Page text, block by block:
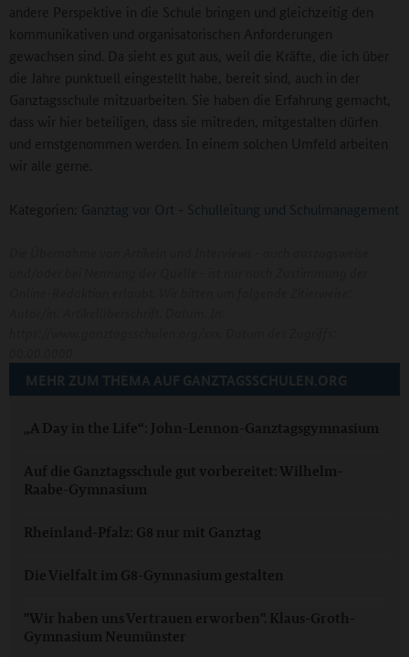
andere Perspektive in die Schule bringen und gleichzeitig den
kommunikativen und organisatorischen Anforderungen
gewachsen sind. Da sieht es gut aus, weil die Kräfte, die ich über
die Jahre punktuell eingestellt habe, bereit sind, auch in der
Ganztagsschule mitzuarbeiten. Sie haben die Erfahrung gemacht,
dass wir hier beteiligen, dass sie mitreden, mitgestalten dürfen
und ernstgenommen werden. In einem solchen Umfeld arbeiten
wir alle gerne.
Kategorien: Ganztag vor Ort - Schulleitung und Schulmanagement
MEHR ZUM THEMA AUF GANZTAGSSCHULEN.ORG
„A Day in the Life“: John-Lennon-Ganztagsgymnasium
Auf die Ganztagsschule gut vorbereitet: Wilhelm-
Raabe-Gymnasium
Rheinland-Pfalz: G8 nur mit Ganztag
Die Vielfalt im G8-Gymnasium gestalten
"Wir haben uns Vertrauen erworben". Klaus-Groth-
Gymnasium Neumünster